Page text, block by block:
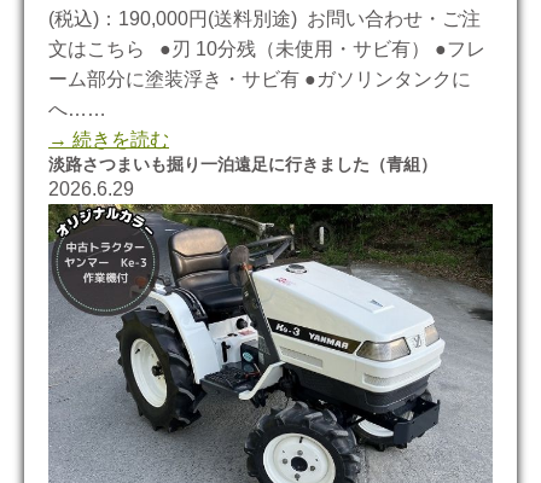
(税込)：190,000円(送料別途) お問い合わせ・ご注
文はこちら ●刃 10分残（未使用・サビ有） ●フレ
ーム部分に塗装浮き・サビ有 ●ガソリンタンクに
へ……
→ 続きを読む
淡路さつまいも掘り一泊遠足に行きました（青組）
2026.6.29